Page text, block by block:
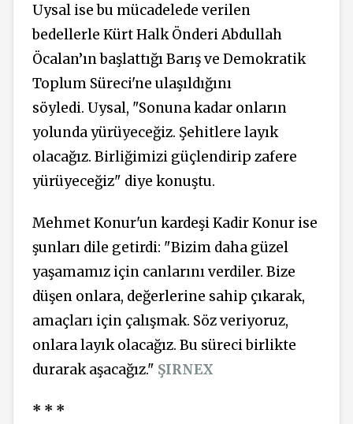
Uysal ise bu mücadelede verilen
bedellerle Kürt Halk Önderi Abdullah
Öcalan’ın başlattığı Barış ve Demokratik
Toplum Süreci'ne ulaşıldığını
söyledi. Uysal, "Sonuna kadar onların
yolunda yürüyeceğiz. Şehitlere layık
olacağız. Birliğimizi güçlendirip zafere
yürüyeceğiz" diye konuştu.
Mehmet Konur'un kardeşi Kadir Konur ise
şunları dile getirdi: "Bizim daha güzel
yaşamamız için canlarını verdiler. Bize
düşen onlara, değerlerine sahip çıkarak,
amaçları için çalışmak. Söz veriyoruz,
onlara layık olacağız. Bu süreci birlikte
durarak aşacağız." ŞIRNEX
* * *